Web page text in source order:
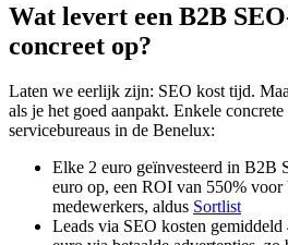
Wat levert een B2B
concreet op?
Laten we eerlijk zijn: SEO kost tijd.
als je het goed aanpakt. Enkele
servicebureaus in de Benelux:
Elke 2 euro geïnvesteerd in B2B
euro op, een ROI van 550% voor
medewerkers, aldus Sortlist
Leads via SEO kosten